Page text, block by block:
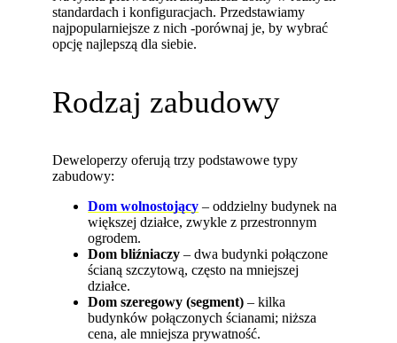
standardach i konfiguracjach. Przedstawiamy
najpopularniejsze z nich -porównaj je, by wybrać
opcję najlepszą dla siebie.
Rodzaj zabudowy
Deweloperzy oferują trzy podstawowe typy
zabudowy:
Dom wolnostojący – oddzielny budynek na
większej działce, zwykle z przestronnym
ogrodem.
Dom bliźniaczy – dwa budynki połączone
ścianą szczytową, często na mniejszej
działce.
Dom szeregowy (segment) – kilka
budynków połączonych ścianami; niższa
cena, ale mniejsza prywatność.